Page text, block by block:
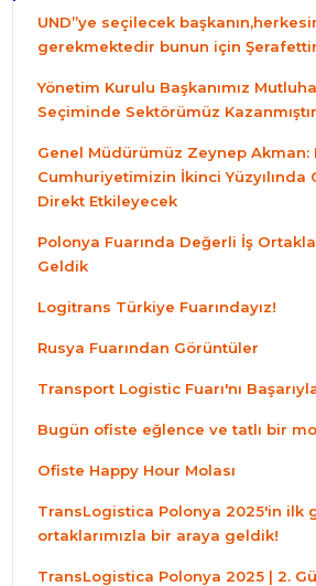
UND”ye seçilecek
gerekmektedir bunun için
Yönetim Kurulu Başkanımız
Seçiminde Sektörümüz Kazanmıştır
Genel Müdürümüz Zeynep
Cumhuriyetimizin İkinci Yüzyılında
Direkt Etkileyecek
Polonya Fuarında Değerli İş
Geldik
Logitrans Türkiye Fuarındayız!
Rusya Fuarından Görüntüler
Transport Logistic Fuarı'nı
Bugün ofiste eğlence ve tatlı bir
Ofiste Happy Hour Molası
TransLogistica Polonya 2025'in ilk
ortaklarımızla bir araya geldik!
TransLogistica Polonya 2025 | 2.